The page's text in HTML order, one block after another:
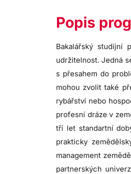
Popis
Bakalářský studijní
udržitelnost. Jedná
s přesahem do
mohou zvolit také
rybářství nebo
profesní dráze v
tří let standartní
prakticky
management
partnerských